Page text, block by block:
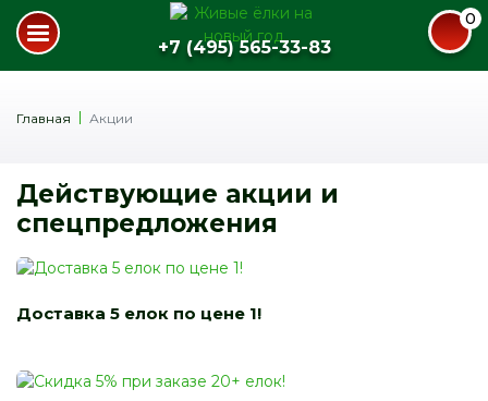
+7 (495) 565-33-83
0
Главная Акции
Действующие акции и
спецпредложения
Доставка 5 елок по цене 1!